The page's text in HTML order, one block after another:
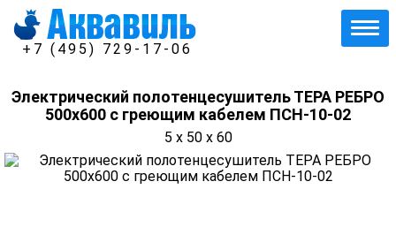
+7 (495) 729-17-06
Электрический полотенцесушитель ТЕРА РЕБРО
500х600 с греющим кабелем ПСН-10-02
5 x 50 x 60